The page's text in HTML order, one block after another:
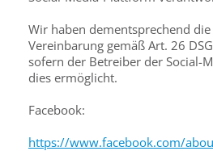
Wir haben dementsprechend
Vereinbarung gemäß Art. 26
sofern der Betreiber der Social-
dies ermöglicht.
Facebook:
https://www.facebook.com/